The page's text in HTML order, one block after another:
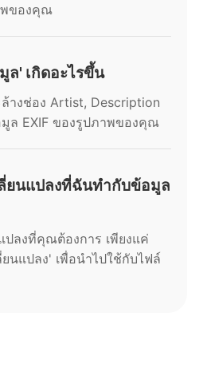
พของคุณ
' เกิดอะไรขึ้น
ล้างช่อง Artist, Description
ล EXIF ของรูปภาพของคุณ
ยนแปลงที่ฉันทำกับข้อมูล
ปลงที่คุณต้องการ เพียงแค่
นแปลง' เพื่อนำไปใช้กับไฟล์